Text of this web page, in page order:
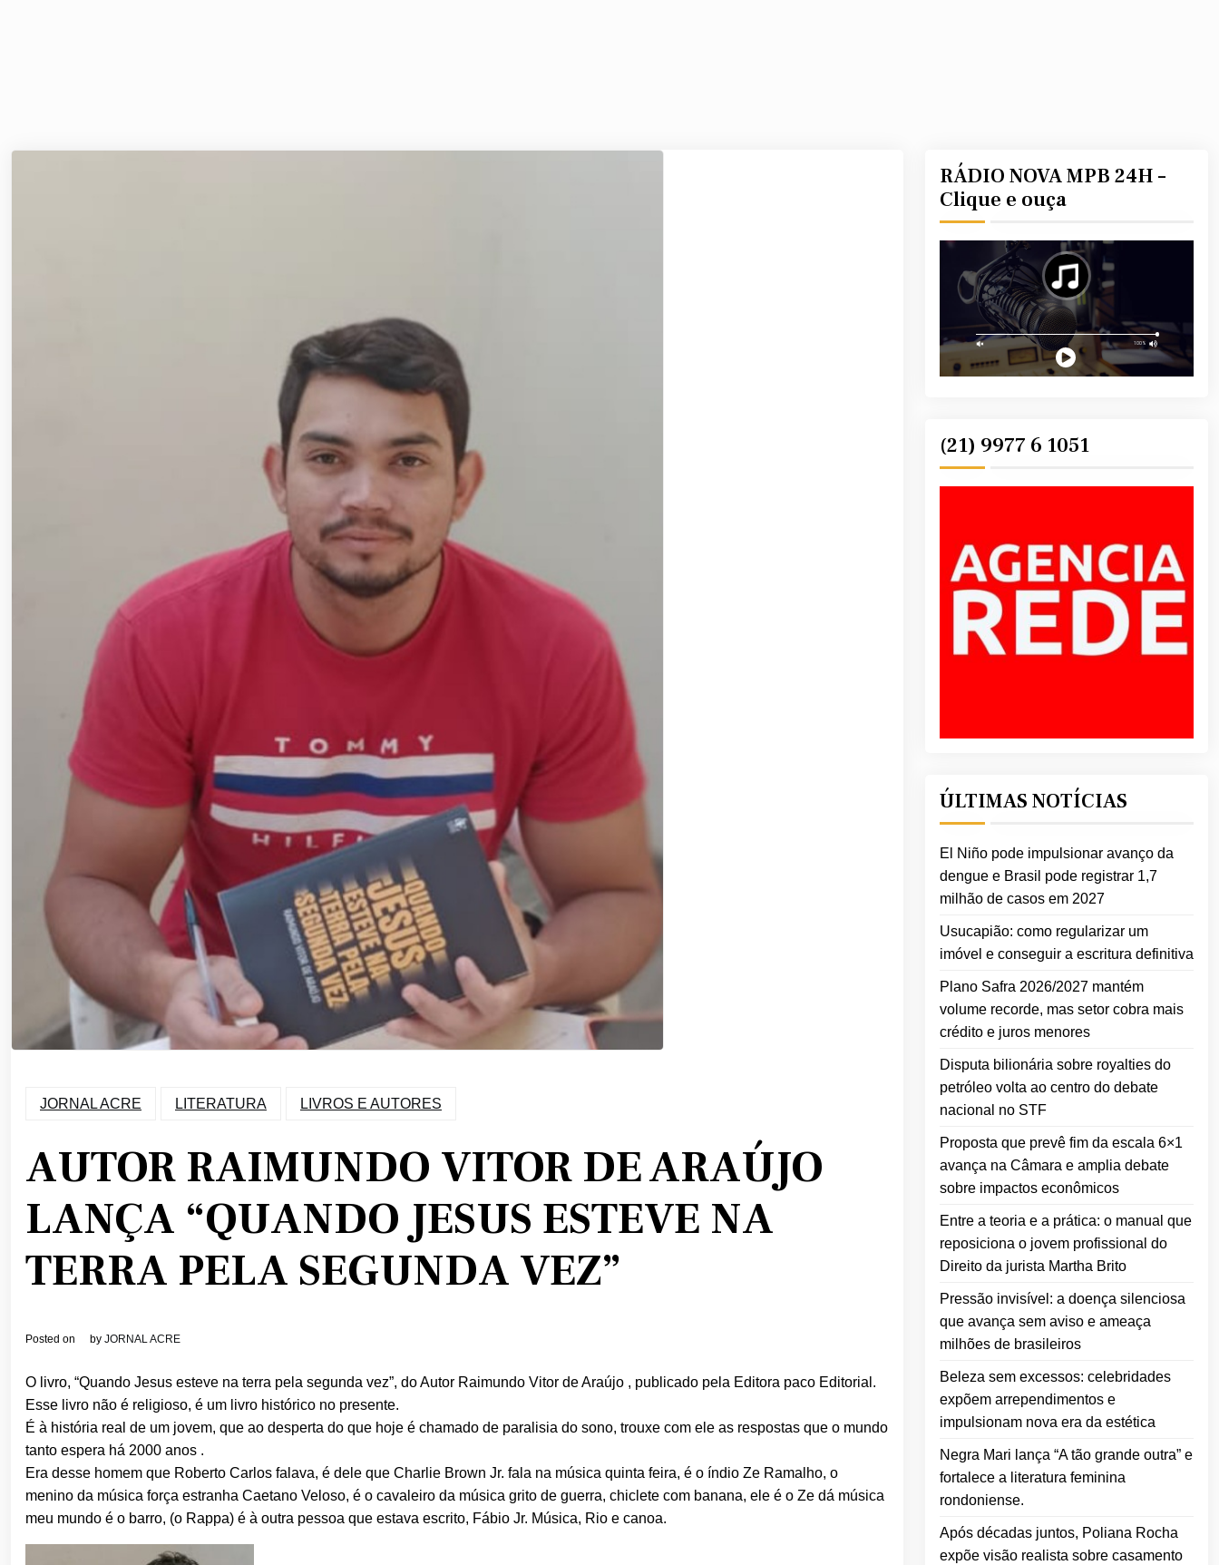
JORNAL ACRE LITERATURA LIVROS E AUTORES
AUTOR RAIMUNDO VITOR DE ARAÚJO
LANÇA “QUANDO JESUS ESTEVE NA
TERRA PELA SEGUNDA VEZ”
Posted on by JORNAL ACRE
O livro, “Quando Jesus esteve na terra pela segunda vez”, do Autor Raimundo Vitor de Araújo , publicado pela Editora paco Editorial.
Esse livro não é religioso, é um livro histórico no presente.
É à história real de um jovem, que ao desperta do que hoje é chamado de paralisia do sono, trouxe com ele as respostas que o mundo
tanto espera há 2000 anos .
Era desse homem que Roberto Carlos falava, é dele que Charlie Brown Jr. fala na música quinta feira, é o índio Ze Ramalho, o
menino da música força estranha Caetano Veloso, é o cavaleiro da música grito de guerra, chiclete com banana, ele é o Ze dá música
meu mundo é o barro, (o Rappa) é à outra pessoa que estava escrito, Fábio Jr. Música, Rio e canoa.
RÁDIO NOVA MPB 24H –
Clique e ouça
(21) 9977 6 1051
ÚLTIMAS NOTÍCIAS
El Niño pode impulsionar avanço da
dengue e Brasil pode registrar 1,7
milhão de casos em 2027
Usucapião: como regularizar um
imóvel e conseguir a escritura definitiva
Plano Safra 2026/2027 mantém
volume recorde, mas setor cobra mais
crédito e juros menores
Disputa bilionária sobre royalties do
petróleo volta ao centro do debate
nacional no STF
Proposta que prevê fim da escala 6×1
avança na Câmara e amplia debate
sobre impactos econômicos
Entre a teoria e a prática: o manual que
reposiciona o jovem profissional do
Direito da jurista Martha Brito
Pressão invisível: a doença silenciosa
que avança sem aviso e ameaça
milhões de brasileiros
Beleza sem excessos: celebridades
expõem arrependimentos e
impulsionam nova era da estética
Negra Mari lança “A tão grande outra” e
fortalece a literatura feminina
rondoniense.
Após décadas juntos, Poliana Rocha
expõe visão realista sobre casamento